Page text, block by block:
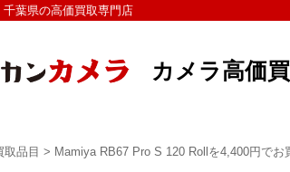
千葉県の高価買取専門店
カメラ高価
取品目 > Mamiya RB67 Pro S 120 Rollを4,400円でお